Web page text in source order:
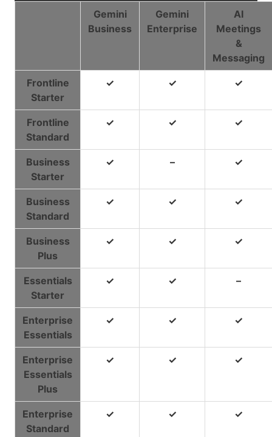
Gemini
Business
Gemini
Enterprise
AI
Meetings
&
Messaging
Frontline
Starter
✓ ✓ ✓
Frontline
Standard
✓ ✓ ✓
Business
Starter
✓ – ✓
Business
Standard
✓ ✓ ✓
Business
Plus
✓ ✓ ✓
Essentials
Starter
✓ ✓ –
Enterprise
Essentials
✓ ✓ ✓
Enterprise
Essentials
Plus
✓ ✓ ✓
Enterprise
Standard
✓ ✓ ✓